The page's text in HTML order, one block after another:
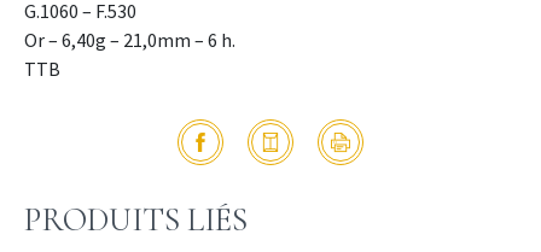
G.1060 – F.530
Or – 6,40g – 21,0mm – 6 h.
TTB
PRODUITS LIÉS